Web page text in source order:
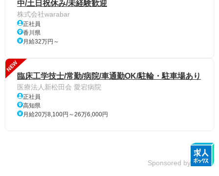
中/土日祝休み/未経験歓迎
株式会社warabar
正社員
香川県
月給32万円～
NEW
臨床工学技士/常勤/病院/車通勤OK/駐輪・駐車場あり
医療法人新松田会 愛宕病院
正社員
高知県
月給20万8,100円～26万6,000円
Sponsored by